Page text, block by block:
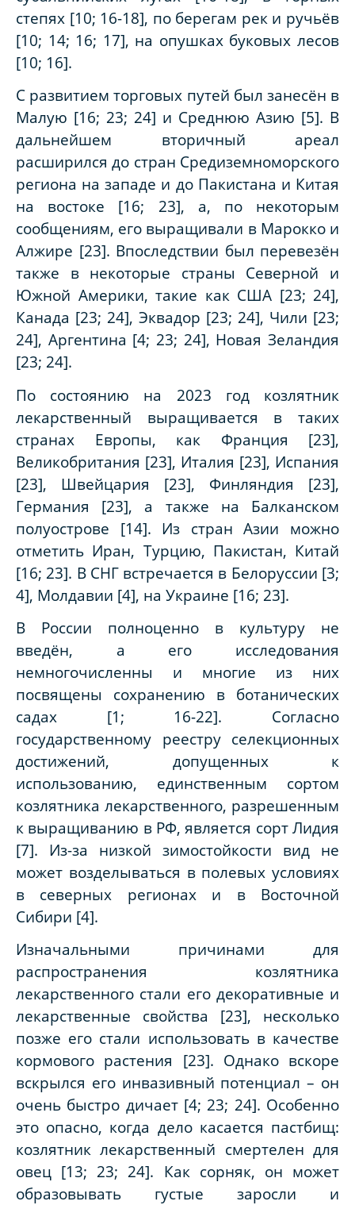
степях [10; 16-18], по берегам рек и ручьёв
[10; 14; 16; 17], на опушках буковых лесов
[10; 16].
С развитием торговых путей был занесён в
Малую [16; 23; 24] и Среднюю Азию [5]. В
дальнейшем вторичный ареал
расширился до стран Средиземноморского
региона на западе и до Пакистана и Китая
на востоке [16; 23], а, по некоторым
сообщениям, его выращивали в Марокко и
Алжире [23]. Впоследствии был перевезён
также в некоторые страны Северной и
Южной Америки, такие как США [23; 24],
Канада [23; 24], Эквадор [23; 24], Чили [23;
24], Аргентина [4; 23; 24], Новая Зеландия
[23; 24].
По состоянию на 2023 год козлятник
лекарственный выращивается в таких
странах Европы, как Франция [23],
Великобритания [23], Италия [23], Испания
[23], Швейцария [23], Финляндия [23],
Германия [23], а также на Балканском
полуострове [14]. Из стран Азии можно
отметить Иран, Турцию, Пакистан, Китай
[16; 23]. В СНГ встречается в Белоруссии [3;
4], Молдавии [4], на Украине [16; 23].
В России полноценно в культуру не
введён, а его исследования
немногочисленны и многие из них
посвящены сохранению в ботанических
садах [1; 16-22]. Согласно
государственному реестру селекционных
достижений, допущенных к
использованию, единственным сортом
козлятника лекарственного, разрешенным
к выращиванию в РФ, является сорт Лидия
[7]. Из-за низкой зимостойкости вид не
может возделываться в полевых условиях
в северных регионах и в Восточной
Сибири [4].
Изначальными причинами для
распространения козлятника
лекарственного стали его декоративные и
лекарственные свойства [23], несколько
позже его стали использовать в качестве
кормового растения [23]. Однако вскоре
вскрылся его инвазивный потенциал – он
очень быстро дичает [4; 23; 24]. Особенно
это опасно, когда дело касается пастбищ:
козлятник лекарственный смертелен для
овец [13; 23; 24]. Как сорняк, он может
образовывать густые заросли и